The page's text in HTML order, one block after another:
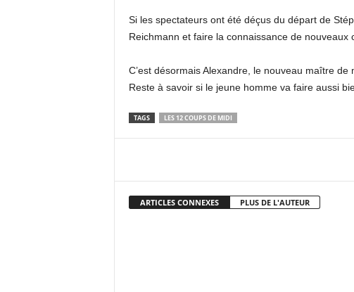
Si les spectateurs ont été déçus du départ de
Reichmann et faire la connaissance de nouveaux
C’est désormais Alexandre, le nouveau maître
Reste à savoir si le jeune homme va faire aussi
TAGS LES 12 COUPS DE MIDI
ARTICLES CONNEXES PLUS DE L'AUTEUR